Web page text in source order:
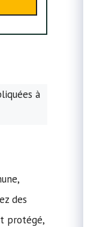
à
des
protégé,